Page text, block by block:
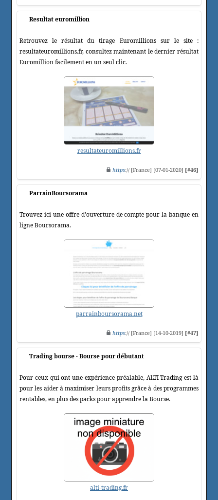
Resultat euromillion
Retrouvez le résultat du tirage Euromillions sur le site :
resultateuromillions.fr, consultez maintenant le dernier résultat
Euromillion facilement en un seul clic.
resultateuromillions.fr
https:// [France] [07-01-2020] [#46]
ParrainBoursorama
Trouvez ici une offre d'ouverture de compte pour la banque en
ligne Boursorama.
parrainboursorama.net
https:// [France] [14-10-2019] [#47]
Trading bourse - Bourse pour débutant
Pour ceux qui ont une expérience préalable, ALTI Trading est là
pour les aider à maximiser leurs profits grâce à des programmes
rentables, en plus des packs pour apprendre la Bourse.
alti-trading.fr